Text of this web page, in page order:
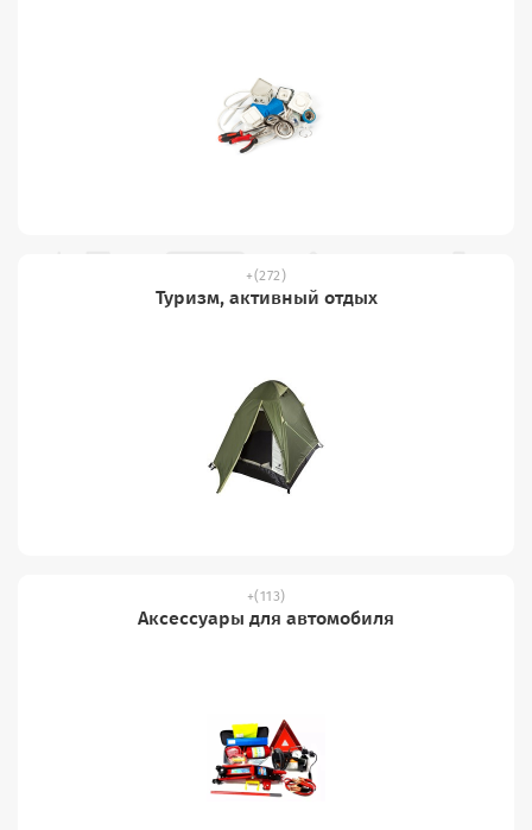
(272)
Туризм, активный отдых
(113)
Аксессуары для автомобиля